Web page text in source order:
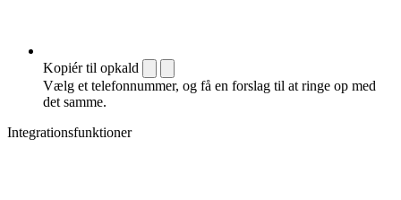
Kopiér til opkald
Vælg et telefonnummer, og få en forslag til at ringe op med
det samme.
Integrationsfunktioner